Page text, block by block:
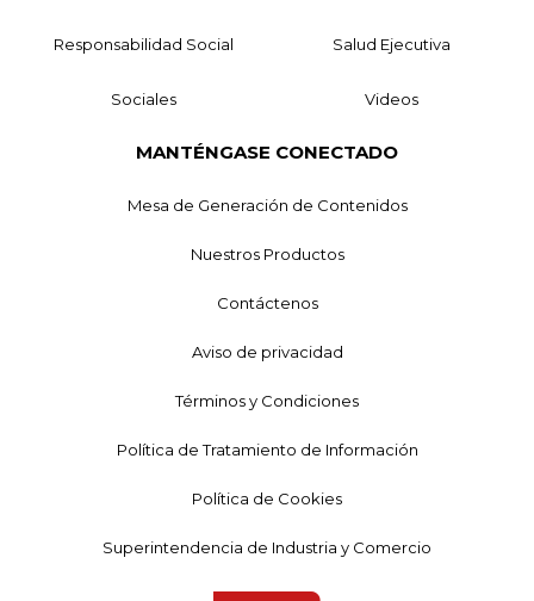
Responsabilidad Social Salud Ejecutiva
Sociales Videos
MANTÉNGASE CONECTADO
Mesa de Generación de Contenidos
Nuestros Productos
Contáctenos
Aviso de privacidad
Términos y Condiciones
Política de Tratamiento de Información
Política de Cookies
Superintendencia de Industria y Comercio